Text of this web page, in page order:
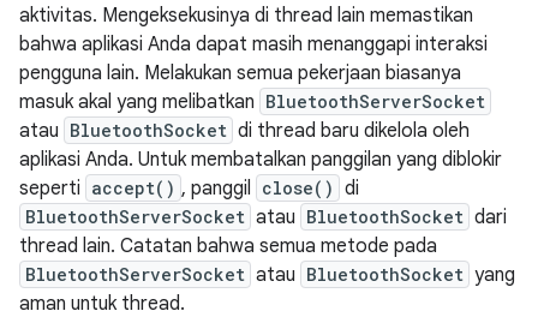
aktivitas. Mengeksekusinya di thread lain memastikan
bahwa aplikasi Anda dapat masih menanggapi interaksi
pengguna lain. Melakukan semua pekerjaan biasanya
masuk akal yang melibatkan BluetoothServerSocket
atau BluetoothSocket di thread baru dikelola oleh
aplikasi Anda. Untuk membatalkan panggilan yang diblokir
seperti accept() , panggil close() di
BluetoothServerSocket atau BluetoothSocket dari
thread lain. Catatan bahwa semua metode pada
BluetoothServerSocket atau BluetoothSocket yang
aman untuk thread.